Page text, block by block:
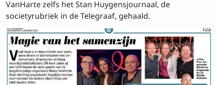
VanHarte zelfs het Stan Huygensjournaal, de
societyrubriek in de Telegraaf, gehaald.